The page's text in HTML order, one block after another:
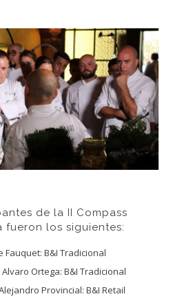
de la II Compass
fueron los siguientes:
Fauquet: B&I Tradicional
Ortega: B&I Tradicional
Provincial: B&I Retail